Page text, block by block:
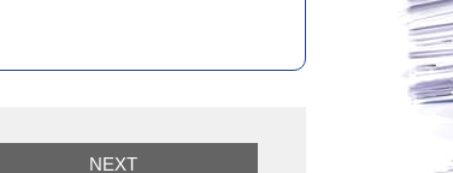
NEXT